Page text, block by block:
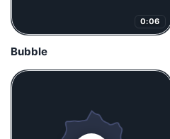
0:06
Bubble